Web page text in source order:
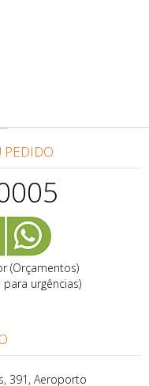
PEDIDO
(Orçamentos)
para urgências)
391, Aeroporto